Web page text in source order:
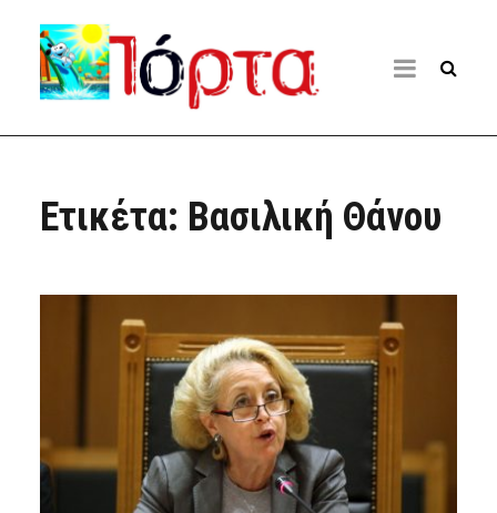
Ετικέτα: Βασιλική Θάνου